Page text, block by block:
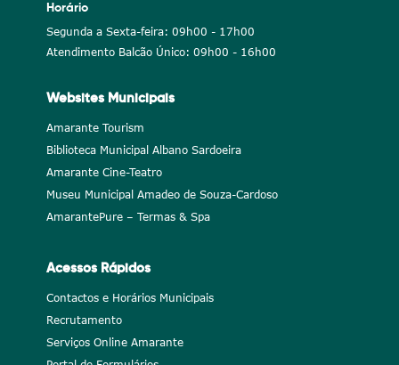
Horário
Segunda a Sexta-feira: 09h00 - 17h00
Atendimento Balcão Único: 09h00 - 16h00
Websites Municipais
Amarante Tourism
Biblioteca Municipal Albano Sardoeira
Amarante Cine-Teatro
Museu Municipal Amadeo de Souza-Cardoso
AmarantePure – Termas & Spa
Acessos Rápidos
Contactos e Horários Municipais
Recrutamento
Serviços Online Amarante